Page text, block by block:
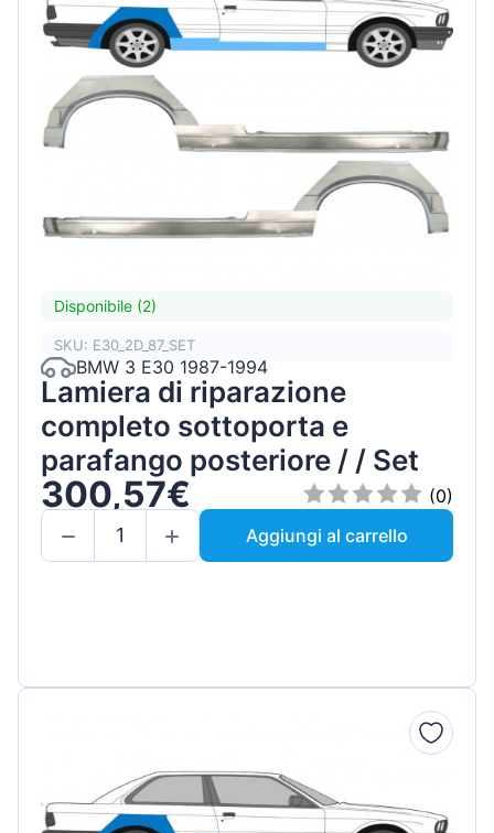
Disponibile (2)
SKU: E30_2D_87_SET
BMW 3 E30 1987-1994
Lamiera di riparazione
completo sottoporta e
parafango posteriore / / Set
300,57€
(0)
Aggiungi al carrello